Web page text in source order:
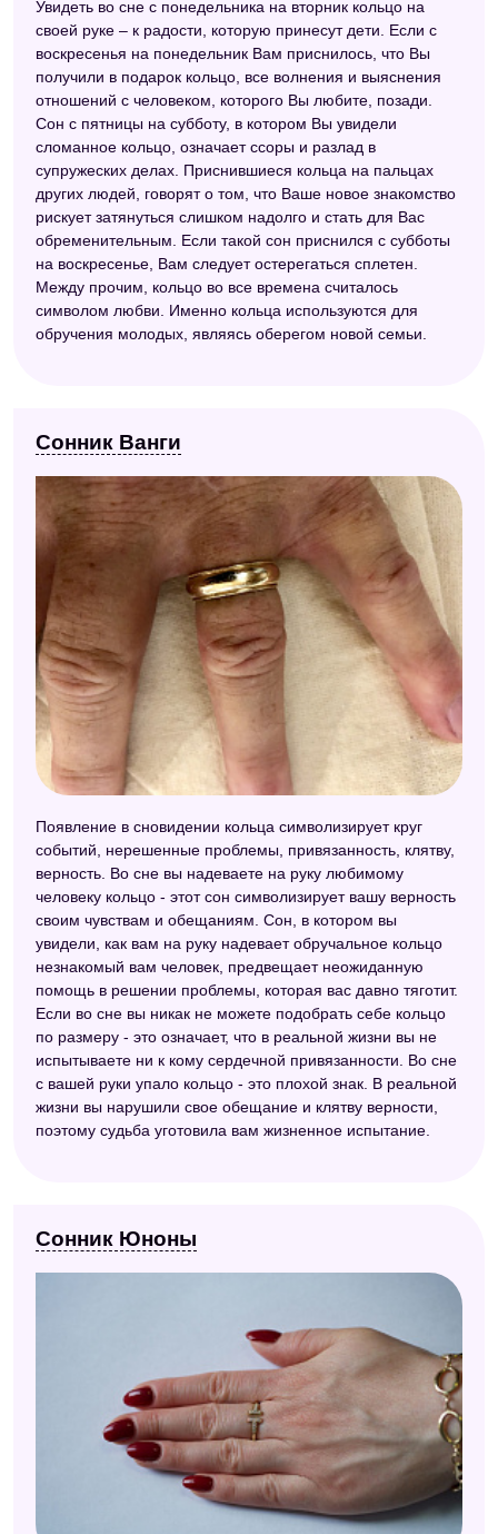
Увидеть во сне с понедельника на вторник кольцо на
своей руке – к радости, которую принесут дети. Если с
воскресенья на понедельник Вам приснилось, что Вы
получили в подарок кольцо, все волнения и выяснения
отношений с человеком, которого Вы любите, позади.
Сон с пятницы на субботу, в котором Вы увидели
сломанное кольцо, означает ссоры и разлад в
супружеских делах. Приснившиеся кольца на пальцах
других людей, говорят о том, что Ваше новое знакомство
рискует затянуться слишком надолго и стать для Вас
обременительным. Если такой сон приснился с субботы
на воскресенье, Вам следует остерегаться сплетен.
Между прочим, кольцо во все времена считалось
символом любви. Именно кольца используются для
обручения молодых, являясь оберегом новой семьи.
Сонник Ванги
Появление в сновидении кольца символизирует круг
событий, нерешенные проблемы, привязанность, клятву,
верность. Во сне вы надеваете на руку любимому
человеку кольцо - этот сон символизирует вашу верность
своим чувствам и обещаниям. Сон, в котором вы
увидели, как вам на руку надевает обручальное кольцо
незнакомый вам человек, предвещает неожиданную
помощь в решении проблемы, которая вас давно тяготит.
Если во сне вы никак не можете подобрать себе кольцо
по размеру - это означает, что в реальной жизни вы не
испытываете ни к кому сердечной привязанности. Во сне
с вашей руки упало кольцо - это плохой знак. В реальной
жизни вы нарушили свое обещание и клятву верности,
поэтому судьба уготовила вам жизненное испытание.
Сонник Юноны